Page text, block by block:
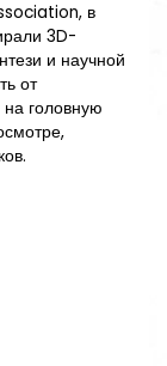
в
3D-
и научной
от
на головную